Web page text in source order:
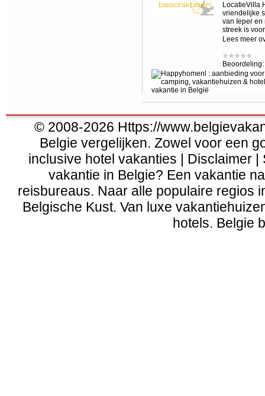
LocatieVilla
vriendelijke
van Ieper en
streek is
Lees meer
Beoordeling:
© 2008-2026 Https://
Belgie vergelijken. Zowel voor een
inclusive hotel vakanties | Disclaimer |
vakantie in Belgie? Een vakantie
reisbureaus. Naar alle populaire regios
Belgische Kust. Van luxe
hotels. Belgie